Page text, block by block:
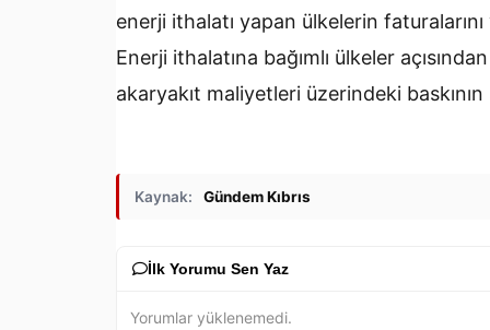
enerji ithalatı yapan ülkelerin
Enerji ithalatına bağımlı ülkeler
akaryakıt maliyetleri üzerindeki
Kaynak: Gündem Kıbrıs
İlk Yorumu Sen Yaz
Yorumlar yüklenemedi.